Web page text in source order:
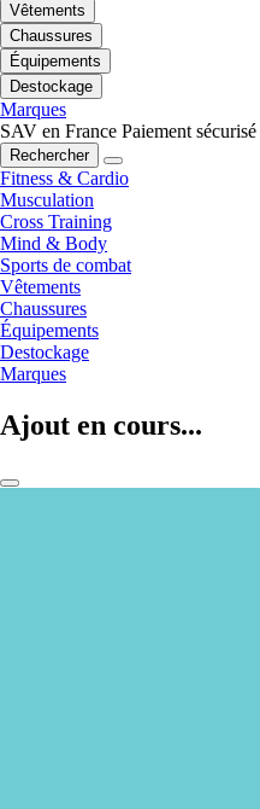
Vêtements
Chaussures
Équipements
Destockage
Marques
SAV en France Paiement sécurisé
Rechercher
Fitness & Cardio
Musculation
Cross Training
Mind & Body
Sports de combat
Vêtements
Chaussures
Équipements
Destockage
Marques
Ajout en cours...